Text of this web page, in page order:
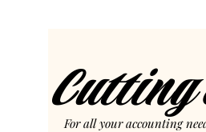
For all your accounting
Cutting